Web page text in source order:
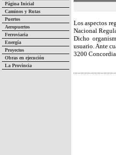
Página Inicial
Caminos y Rutas
Puertos
Aeropuertos
Ferroviaria
Energía
Proyectos
Obras en ejecución
La Provincia
Los aspectos
Nacional
Dicho
usuario. Ante
3200